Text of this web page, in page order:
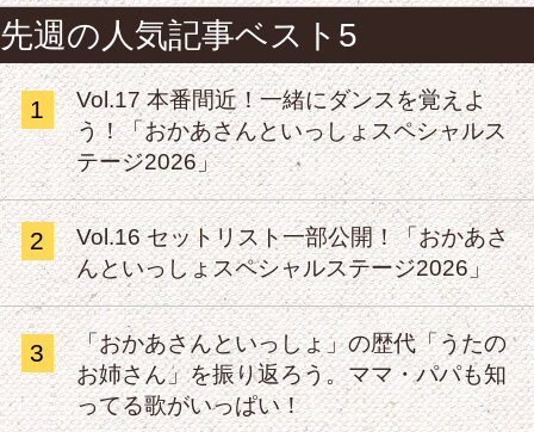
先週の人気記事ベスト5
1
Vol.17 本番間近！一緒にダンスを覚えよ
う！「おかあさんといっしょスペシャルス
テージ2026」
2
Vol.16 セットリスト一部公開！「おかあさ
んといっしょスペシャルステージ2026」
3
「おかあさんといっしょ」の歴代「うたの
お姉さん」を振り返ろう。ママ・パパも知
ってる歌がいっぱい！